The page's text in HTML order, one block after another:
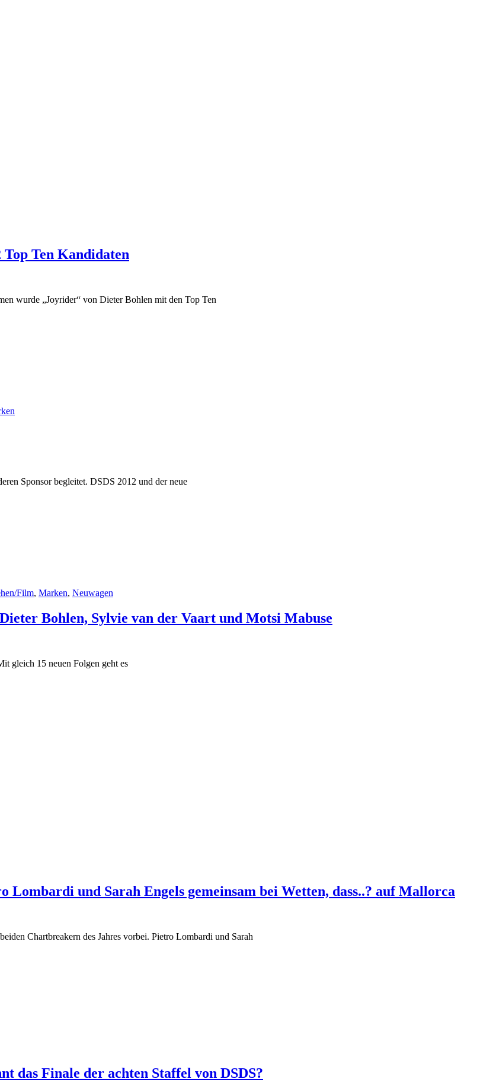
Ten Kandidaten
wurde „Joyrider“ von Dieter Bohlen mit den Top Ten
Sponsor begleitet. DSDS 2012 und der neue
Film, Marken, Neuwagen
Bohlen, Sylvie van der Vaart und Motsi Mabuse
gleich 15 neuen Folgen geht es
Lombardi und Sarah Engels gemeinsam bei Wetten, dass..? auf Mallorca
Chartbreakern des Jahres vorbei. Pietro Lombardi und Sarah
das Finale der achten Staffel von DSDS?